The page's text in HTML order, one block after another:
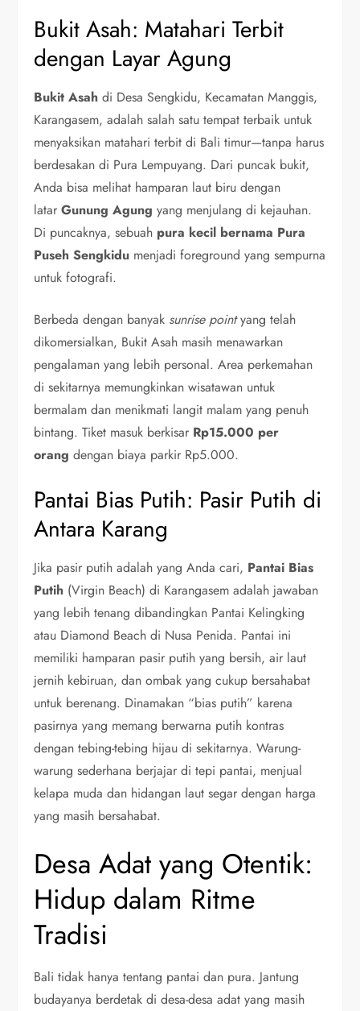
Bukit Asah: Matahari Terbit
dengan Layar Agung
Bukit Asah di Desa Sengkidu, Kecamatan Manggis,
Karangasem, adalah salah satu tempat terbaik untuk
menyaksikan matahari terbit di Bali timur—tanpa harus
berdesakan di Pura Lempuyang. Dari puncak bukit,
Anda bisa melihat hamparan laut biru dengan
latarGunung Agung yang menjulang di kejauhan.
Di puncaknya, sebuah pura kecil bernama Pura
Puseh Sengkidu menjadi foreground yang sempurna
untuk fotografi.
Berbeda dengan banyak sunrise pointyang telah
dikomersialkan, Bukit Asah masih menawarkan
pengalaman yang lebih personal. Area perkemahan
di sekitarnya memungkinkan wisatawan untuk
bermalam dan menikmati langit malam yang penuh
bintang. Tiket masuk berkisar Rp15.000 per
orang dengan biaya parkir Rp5.000.
Pantai Bias Putih: Pasir Putih di
Antara Karang
Jika pasir putih adalah yang Anda cari, Pantai Bias
Putih (Virgin Beach) di Karangasem adalah jawaban
yang lebih tenang dibandingkan Pantai Kelingking
atau Diamond Beach di Nusa Penida. Pantai ini
memiliki hamparan pasir putih yang bersih, air laut
jernih kebiruan, dan ombak yang cukup bersahabat
untuk berenang. Dinamakan “bias putih” karena
pasirnya yang memang berwarna putih kontras
dengan tebing-tebing hijau di sekitarnya. Warung-
warung sederhana berjajar di tepi pantai, menjual
kelapa muda dan hidangan laut segar dengan harga
yang masih bersahabat.
Desa Adat yang Otentik:
Hidup dalam Ritme
Tradisi
Bali tidak hanya tentang pantai dan pura. Jantung
budayanya berdetak di desa-desa adat yang masih